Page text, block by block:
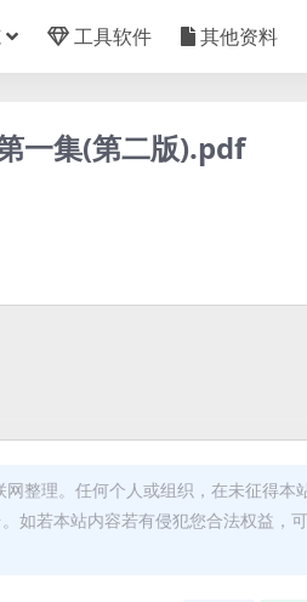
工具软件 其他资料
一集(第二版).pdf
整理。任何个人或组织，在未征得本
如若本站内容若有侵犯您合法权益，